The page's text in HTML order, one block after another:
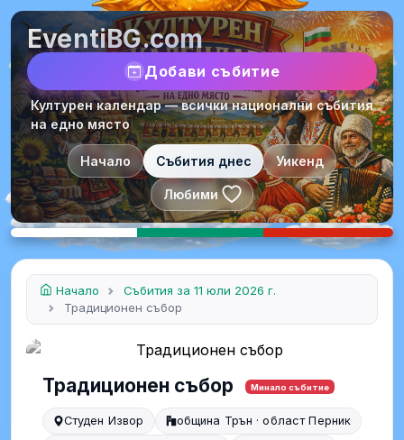
EventiBG.com
Добави събитие
Културен календар — всички национални събития
на едно място
Начало Събития днес Уикенд
Любими
Начало
Събития за 11 юли 2026 г.
Традиционен събор
Традиционен събор Минало събитие
Студен Извор
община Трън · област Перник